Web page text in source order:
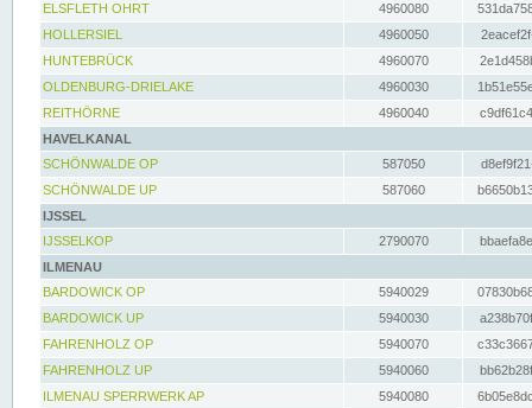
ELSFLETH OHRT
4960080
HOLLERSIEL
4960050
HUNTEBRÜCK
4960070
OLDENBURG-DRIELAKE
4960030
REITHÖRNE
4960040
HAVELKANAL
SCHÖNWALDE OP
587050
SCHÖNWALDE UP
587060
IJSSEL
IJSSELKOP
2790070
ILMENAU
BARDOWICK OP
5940029
BARDOWICK UP
5940030
FAHRENHOLZ OP
5940070
FAHRENHOLZ UP
5940060
ILMENAU SPERRWERK AP
5940080